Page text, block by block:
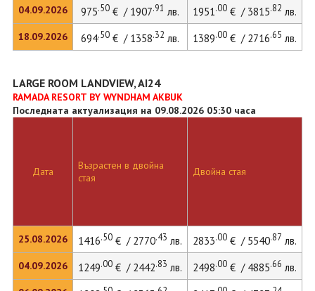
04.09.2026
18.09.2026
975.50€ / 1907.91 лв. 1951.00€ / 3815.82 лв.
694.50€ / 1358.32 лв. 1389.00€ / 2716.65 лв.
LARGE ROOM LANDVIEW, AI24
RAMADA RESORT BY WYNDHAM AKBUK
Последната актуализация на 09.08.2026 05:30 часа
Дата
25.08.2026
04.09.2026
Възрастен в двойна
стая
Двойна стая
1416.50€ / 2770.43 лв. 2833.00€ / 5540.87 лв.
1249.00€ / 2442.83 лв. 2498.00€ / 4885.66 лв.